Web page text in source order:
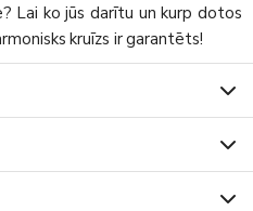
Lai ko jūs darītu un kurp dotos
kruīzs ir garantēts!